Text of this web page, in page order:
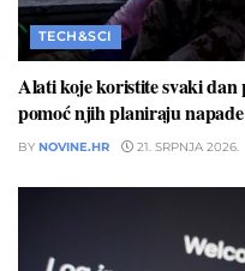
TECH&SCI
Alati koje koristite svaki
pomoć njih planiraju napade
BY NOVINE.HR 21. SRPNJA 2026.